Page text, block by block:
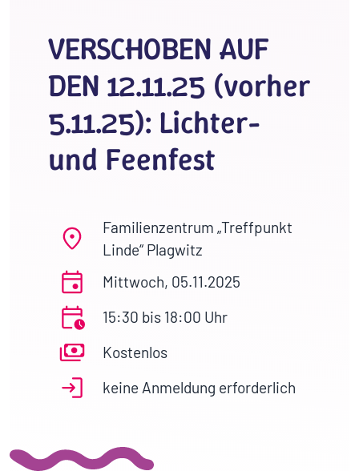
VERSCHOBEN AUF
DEN 12.11.25 (vorher
5.11.25): Lichter-
und Feenfest
Familienzentrum „Treffpunkt
Linde“ Plagwitz
Mittwoch, 05.11.2025
15:30 bis 18:00 Uhr
Kostenlos
keine Anmeldung erforderlich